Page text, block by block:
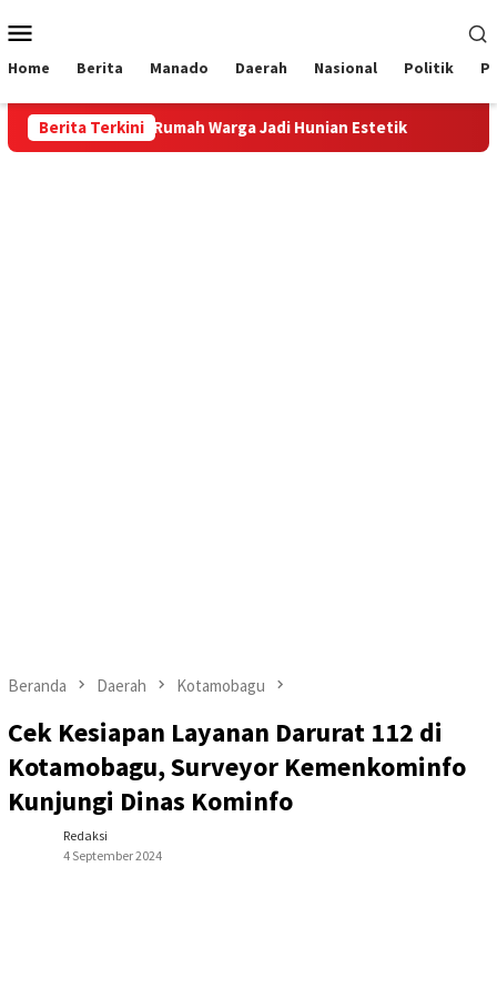
ke
Mobile
Home Berita Manado Daerah Nasional Politik
Berita Terkini
Ubah Rumah Warga Jadi Hunian Estetik
Beranda Daerah Kotamobagu
Cek Kesiapan Layanan Darurat 112 di
Kotamobagu, Surveyor Kemenkominfo
Kunjungi Dinas Kominfo
Redaksi
4 September 2024